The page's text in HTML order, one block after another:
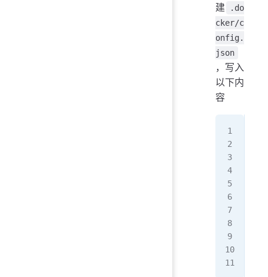
建
.do
cker/c
onfig.
json
，写入
以下内
容